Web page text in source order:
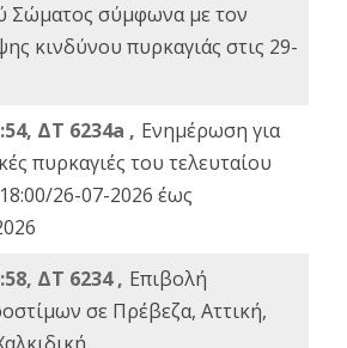
Σώματος σύμφωνα με τον
κινδύνου πυρκαγιάς στις 29-
ΔΤ 6234a , Ενημέρωση για
πυρκαγιές του τελευταίου
26-07-2026 έως
ΔΤ 6234 , Eπιβολή
σε Πρέβεζα, Αττική,